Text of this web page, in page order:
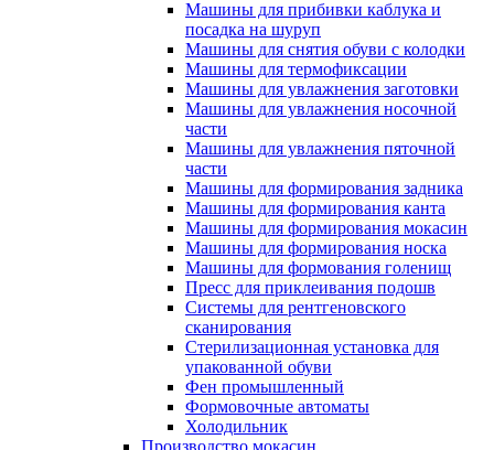
Машины для прибивки каблука и
посадка на шуруп
Машины для снятия обуви с колодки
Машины для термофиксации
Машины для увлажнения заготовки
Машины для увлажнения носочной
части
Машины для увлажнения пяточной
части
Машины для формирования задника
Машины для формирования канта
Машины для формирования мокасин
Машины для формирования носка
Машины для формования голенищ
Пресс для приклеивания подошв
Системы для рентгеновского
сканирования
Стерилизационная установка для
упакованной обуви
Фен промышленный
Формовочные автоматы
Холодильник
Производство мокасин